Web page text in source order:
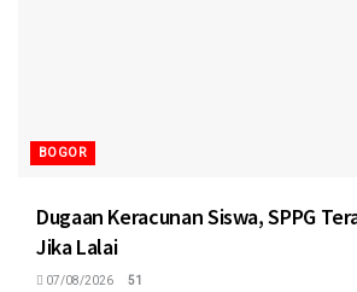
BOGOR
Dugaan Keracunan Siswa, SPPG
Jika Lalai
07/08/2026 51